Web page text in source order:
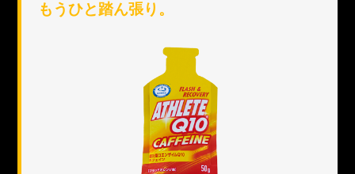
もうひと踏ん張り。